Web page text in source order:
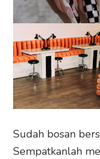
Sudah bosan
Sempatkanlah